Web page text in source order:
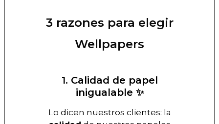
3 razones para elegir
Wellpapers
1. Calidad de papel
inigualable ✨
Lo dicen nuestros clientes: la